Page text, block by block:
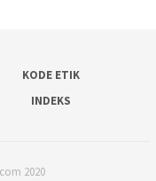
KODE ETIK
INDEKS
2020